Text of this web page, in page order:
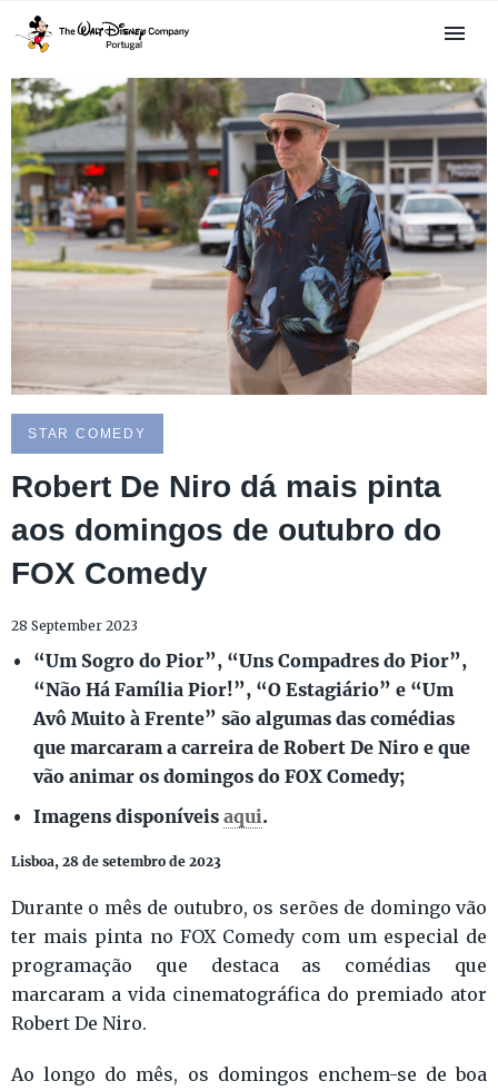
STAR COMEDY
Robert De Niro dá mais pinta
aos domingos de outubro do
FOX Comedy
28 September 2023
“Um Sogro do Pior”, “Uns Compadres do Pior”,
“Não Há Família Pior!”, “O Estagiário” e “Um
Avô Muito à Frente” são algumas das comédias
que marcaram a carreira de Robert De Niro e que
vão animar os domingos do FOX Comedy;
Imagens disponíveisaqui.
Lisboa, 28 de setembro de 2023
Durante o mês de outubro, os serões de domingo vão
ter mais pinta no FOX Comedy com um especial de
programação que destaca as comédias que
marcaram a vida cinematográfica do premiado ator
Robert De Niro.
Ao longo do mês, os domingos enchem-se de boa